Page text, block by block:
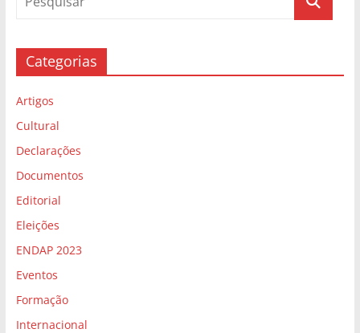
Categorias
Artigos
Cultural
Declarações
Documentos
Editorial
Eleições
ENDAP 2023
Eventos
Formação
Internacional